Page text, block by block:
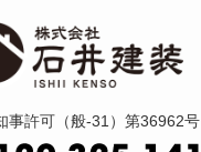
事許可（般-31）第36962号